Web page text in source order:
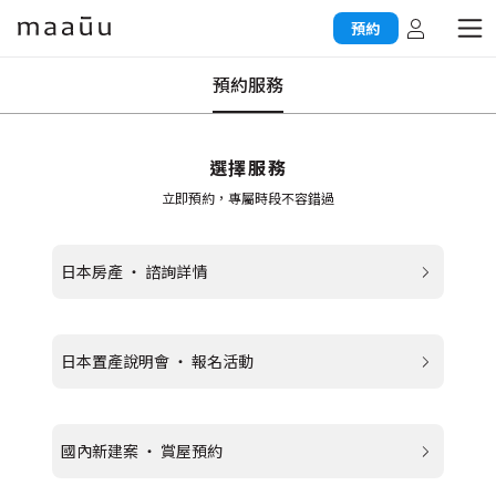
預約
預約服務
選擇服務
立即預約，專屬時段不容錯過
日本房產 ‧ 諮詢詳情
日本置產說明會 ‧ 報名活動
國內新建案 ‧ 賞屋預約